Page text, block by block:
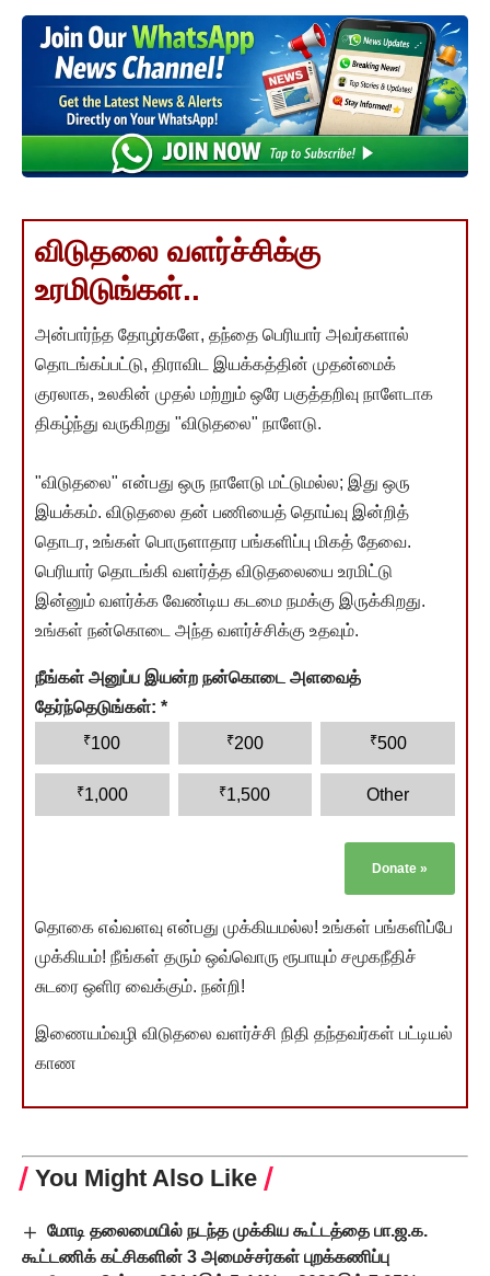
விடுதலை வளர்ச்சிக்கு
உரமிடுங்கள்..
அன்பார்ந்த தோழர்களே, தந்தை பெரியார் அவர்களால்
தொடங்கப்பட்டு, திராவிட இயக்கத்தின் முதன்மைக்
குரலாக, உலகின் முதல் மற்றும் ஒரே பகுத்தறிவு நாளேடாக
திகழ்ந்து வருகிறது "விடுதலை" நாளேடு.
"விடுதலை" என்பது ஒரு நாளேடு மட்டுமல்ல; இது ஒரு
இயக்கம். விடுதலை தன் பணியைத் தொய்வு இன்றித்
தொடர, உங்கள் பொருளாதார பங்களிப்பு மிகத் தேவை.
பெரியார் தொடங்கி வளர்த்த விடுதலையை உரமிட்டு
இன்னும் வளர்க்க வேண்டிய கடமை நமக்கு இருக்கிறது.
உங்கள் நன்கொடை அந்த வளர்ச்சிக்கு உதவும்.
நீங்கள் அனுப்ப இயன்ற நன்கொடை அளவைத்
தேர்ந்தெடுங்கள்: *
₹100 ₹200 ₹500
₹1,000 ₹1,500 Other
Donate »
தொகை எவ்வளவு என்பது முக்கியமல்ல! உங்கள் பங்களிப்பே
முக்கியம்! நீங்கள் தரும் ஒவ்வொரு ரூபாயும் சமூகநீதிச்
சுடரை ஒளிர வைக்கும். நன்றி!
இணையம்வழி விடுதலை வளர்ச்சி நிதி தந்தவர்கள் பட்டியல்
காண
You Might Also Like
மோடி தலைமையில் நடந்த முக்கிய கூட்டத்தை பா.ஜ.க.
கூட்டணிக் கட்சிகளின் 3 அமைச்சர்கள் புறக்கணிப்பு